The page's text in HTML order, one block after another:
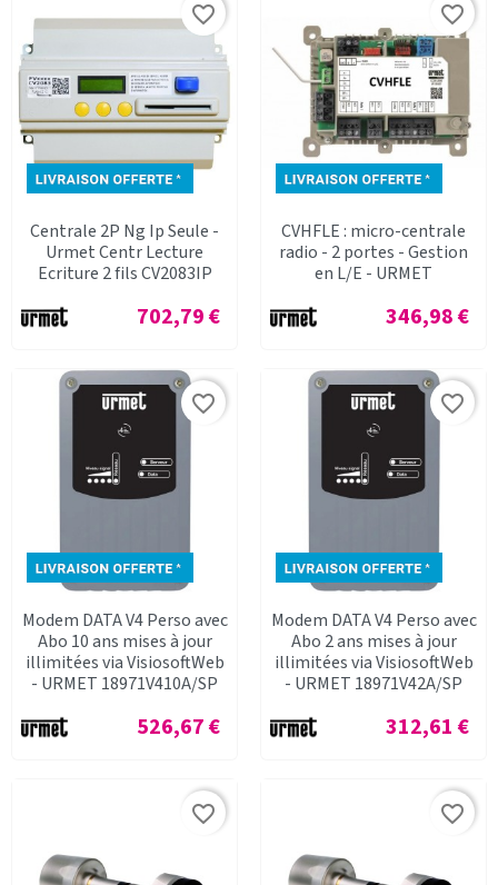
Centrale 2P Ng Ip Seule -
Urmet Centr Lecture
Ecriture 2 fils CV2083IP
Prix
702,79 €
favorite_border
CVHFLE : micro-centrale
radio - 2 portes - Gestion
en L/E - URMET
Prix
346,98 €
favorite_border
Modem DATA V4 Perso avec
Abo 10 ans mises à jour
illimitées via VisiosoftWeb
- URMET 18971V410A/SP
Prix
526,67 €
favorite_border
Modem DATA V4 Perso avec
Abo 2 ans mises à jour
illimitées via VisiosoftWeb
- URMET 18971V42A/SP
Prix
312,61 €
favorite_border
favorite_border favorite_border